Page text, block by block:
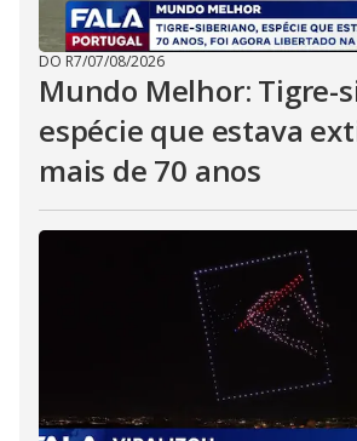
DO R7/07/08/2026
Mundo Melhor: Tigre-
espécie que estava
mais de 70 anos